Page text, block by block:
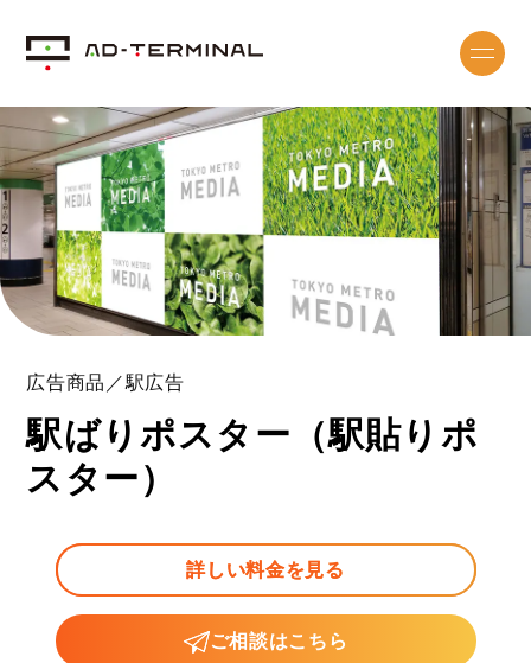
広告商品／駅広告
駅ばりポスター（駅貼りポ
スター）
詳しい料金を見る
ご相談はこちら